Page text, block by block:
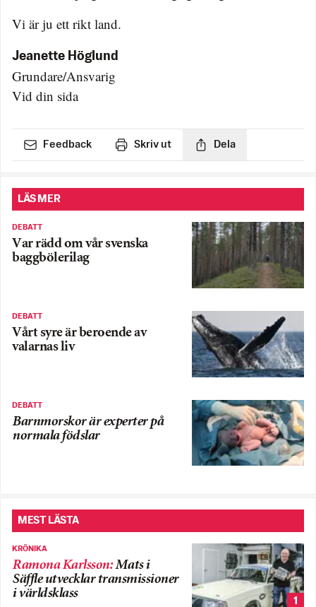
Vi är ju ett rikt land.
Jeanette Höglund
Grundare/Ansvarig
Vid din sida
Feedback Skriv ut Dela
LÄS MER
DEBATT
Var rädd om vår svenska
baggbölerilag
DEBATT
Vårt syre är beroende av
valarnas liv
DEBATT
Barnmorskor är experter på
normala födslar
MEST LÄSTA
KRÖNIKA
Ramona Karlsson:Mats i
Säffle utvecklar transmissioner
i världsklass
1